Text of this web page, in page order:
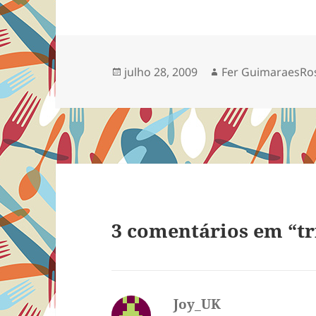
Publicado
julho 28, 2009 Autor
Fer
3 comentários em
Joy_UK